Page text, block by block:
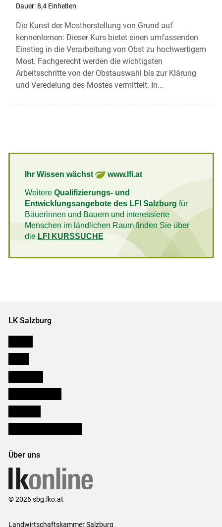
Dauer: 8,4 Einheiten
Die Kunst der Mostherstellung von Grund auf
kennenlernen: Dieser Kurs bietet einen umfassenden
Einstieg in die Verarbeitung von Obst zu hochwertigem
Most. Fachgerecht werden die wichtigsten
Arbeitsschritte von der Obstauswahl bis zur Klärung
und Veredelung des Mostes vermittelt. In...
Ihr Wissen wächst www.lfi.at
Weitere Qualifizierungs- und
Entwicklungsangebote des LFI Salzburg für
Bäuerinnen und Bauern und interessierte
Menschen im ländlichen Raum finden Sie über
die LFI KURSSUCHE
LK Salzburg
Über uns
© 2026 sbg.lko.at
Landwirtschaftskammer Salzburg